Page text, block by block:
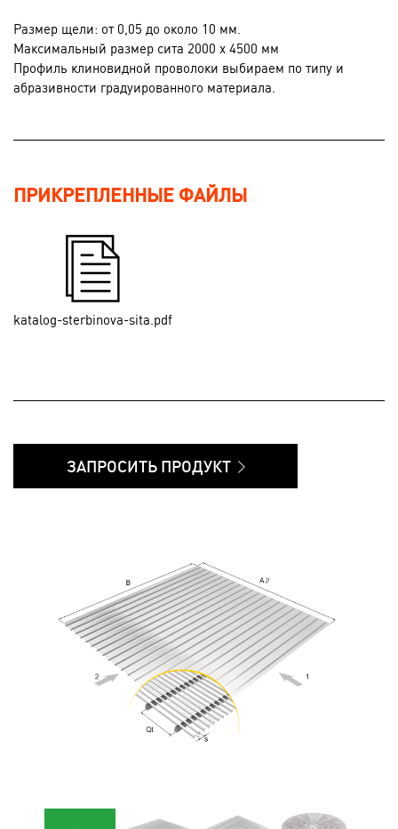
Размер щели: от 0,05 до около 10 мм.
Максимальный размер сита 2000 x 4500 мм
Профиль клиновидной проволоки выбираем по типу и
абразивности градуированного материала.
ПРИКРЕПЛЕННЫЕ ФАЙЛЫ
katalog-sterbinova-sita.pdf
ЗАПРОСИТЬ ПРОДУКТ